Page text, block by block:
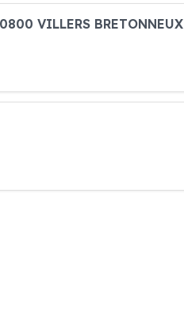
VILLERS BRETONNEUX